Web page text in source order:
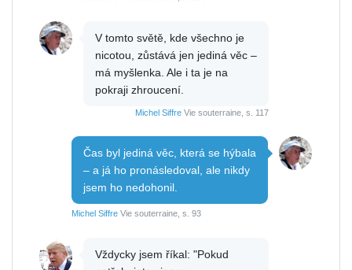
V tomto světě, kde všechno je
nicotou, zůstává jen jediná věc –
má myšlenka. Ale i ta je na
pokraji zhroucení.
Michel Siffre Vie souterraine, s. 117
Čas byl jediná věc, která se hýbala
– a já ho pronásledoval, ale nikdy
jsem ho nedohonil.
Michel Siffre Vie souterraine, s. 93
Vždycky jsem říkal: "Pokud